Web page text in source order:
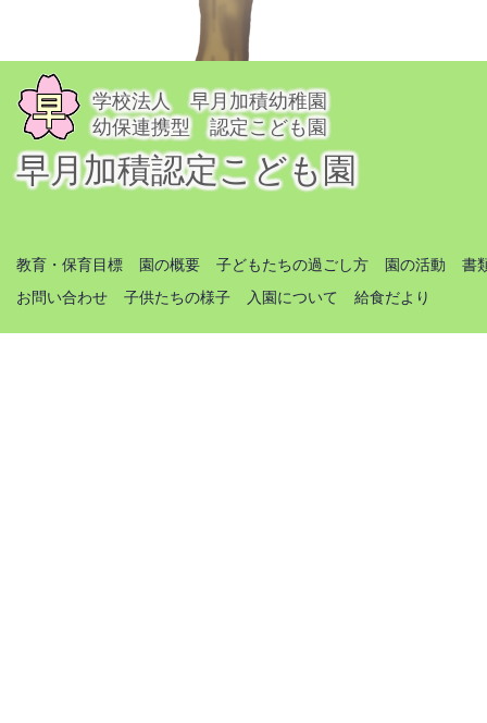
学校法人 早月加積幼稚園
幼保連携型 認定こども園
早月加積認定こども園
教育・保育目標 園の概要 子どもたちの過ごし方 園の活動
書
お問い合わせ
子供たちの様子 入園について 給食だより